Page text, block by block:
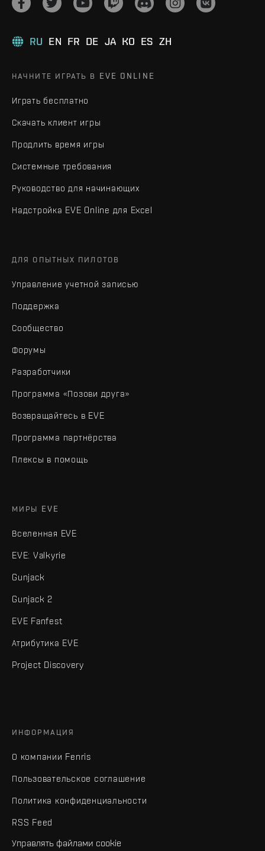
RU EN FR DE JA KO ES ZH
НАЧНИТЕ ИГРАТЬ В EVE ONLINE
Играть бесплатно
Скачать клиент игры
Продлить время игры
Системные требования
Руководство для начинающих
Надстройка EVE Online для Excel
ДЛЯ ОПЫТНЫХ ПИЛОТОВ
Управление учетной записью
Поддержка
Сообщество
Форумы
Разработчики
Программа «Позови друга»
Возвращайтесь в EVE
Программа партнёрства
Плексы в помощь
МИРЫ EVE
Вселенная EVE
EVE: Valkyrie
Gunjack
Gunjack 2
EVE Fanfest
Атрибутика EVE
Project Discovery
ИНФОРМАЦИЯ
О компании Fenris
Пользовательское соглашение
Политика конфиденциальности
RSS Feed
Управлять файлами cookie